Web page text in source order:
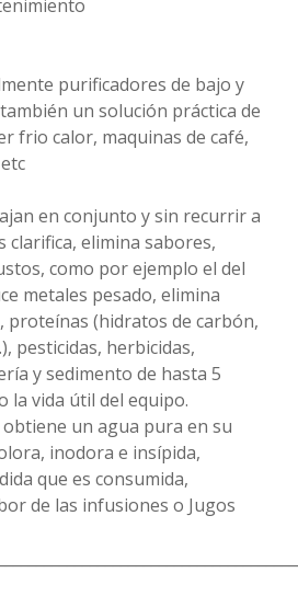
purificadores de bajo y
un solución práctica de
frio calor, maquinas de café,
en conjunto y sin recurrir a
clarifica, elimina sabores,
como por ejemplo el del
metales pesado, elimina
proteínas (hidratos de carbón,
pesticidas, herbicidas,
y sedimento de hasta 5
la vida útil del equipo.
un agua pura en su
inodora e insípida,
que es consumida,
de las infusiones o Jugos